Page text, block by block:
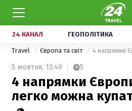
24 КАНАЛ ГЕОПОЛІТИКА
Travel Європа та світ
5 жовтня, 13:49 5
4 напрямки
легко можна